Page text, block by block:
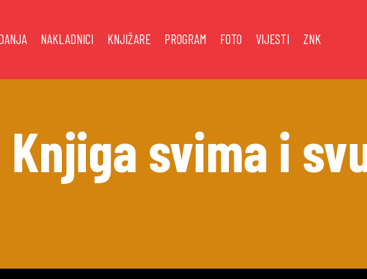
NAKLADNICI KNJIŽARE PROGRAM FOTO VIJESTI ZNK
svima i